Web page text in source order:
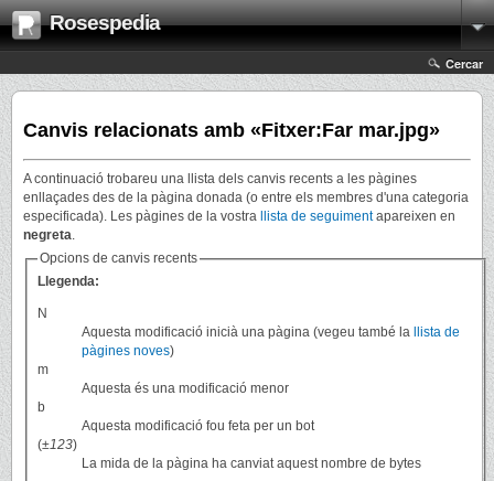
Rosespedia
Cercar
Canvis relacionats amb «Fitxer:Far mar.jpg»
A continuació trobareu una llista dels canvis recents a les pàgines
enllaçades des de la pàgina donada (o entre els membres d'una categoria
especificada). Les pàgines de la vostra
llista de seguimentapareixen en
negreta.
Opcions de canvis recents
Llegenda:
N
Aquesta modificació inicià una pàgina (vegeu també la
llista de
pàgines noves)
m
Aquesta és una modificació menor
b
Aquesta modificació fou feta per un bot
(±123)
La mida de la pàgina ha canviat aquest nombre de bytes